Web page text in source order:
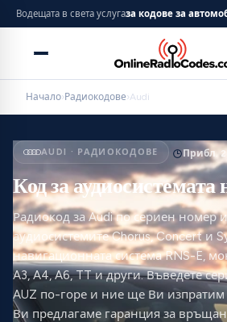
Водещата в света услугаза кодове за
Начало› Радиокодове›Audi
AUDI · РАДИОКОДОВЕ Прибл.
Код за
Радиокод за Audi по сериен номер
аудиосистемите Chorus, Concert и
навигационната система RNS-E,
A3, A4, A6, TT и други. Въведете
AUZ по-горе и ние ще Ви изпратим
Ви предлагаме гаранция за